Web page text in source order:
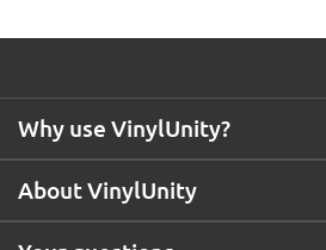
About VinylUnity
Why use VinylUnity?